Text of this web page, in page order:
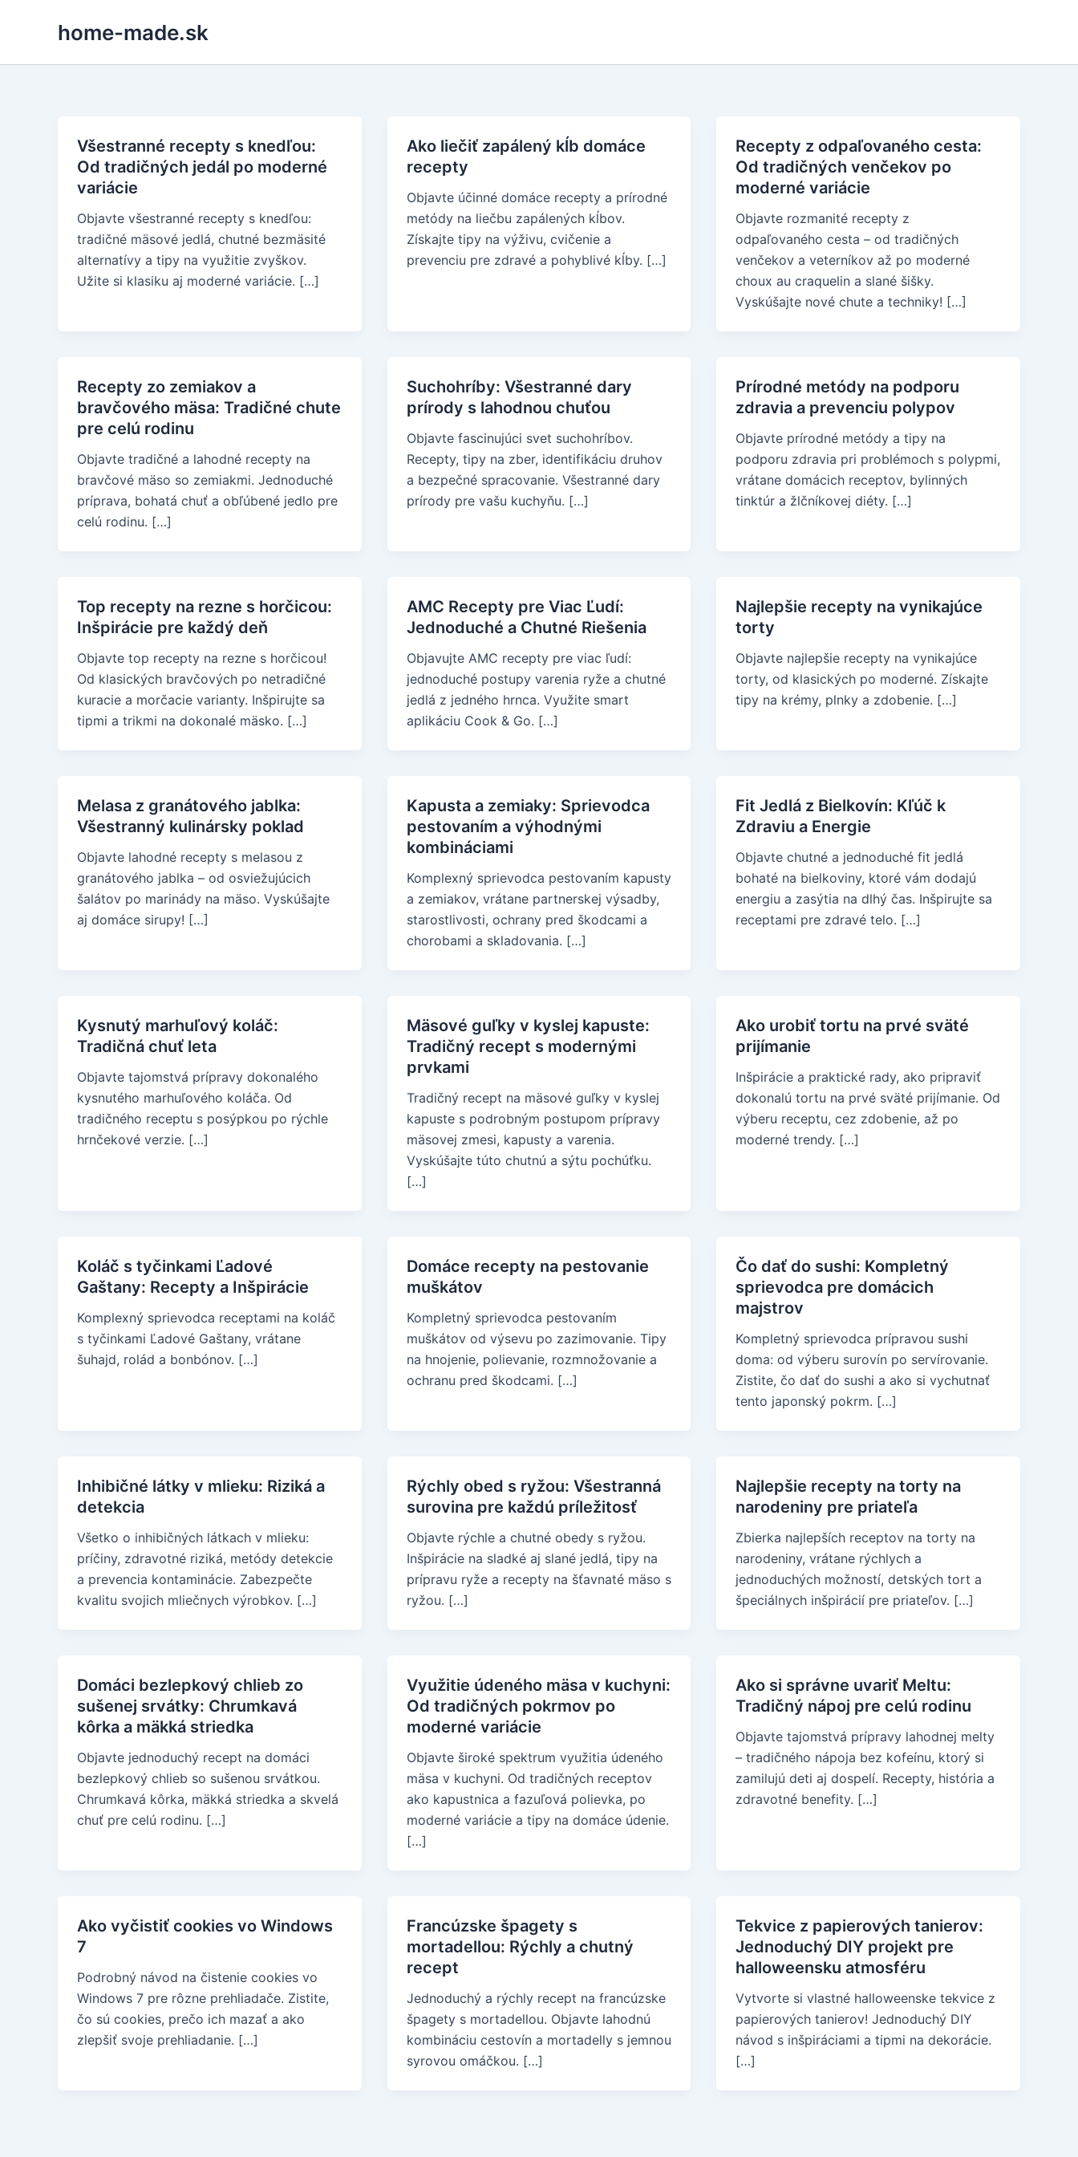
home-made.sk
Všestranné recepty s knedľou:
Od tradičných jedál po moderné
variácie
Objavte všestranné recepty s knedľou:
tradičné mäsové jedlá, chutné bezmäsité
alternatívy a tipy na využitie zvyškov.
Užite si klasiku aj moderné variácie. […]
Ako liečiť zapálený kĺb domáce
recepty
Objavte účinné domáce recepty a prírodné
metódy na liečbu zapálených kĺbov.
Získajte tipy na výživu, cvičenie a
prevenciu pre zdravé a pohyblivé kĺby. […]
Recepty z odpaľovaného cesta:
Od tradičných venčekov po
moderné variácie
Objavte rozmanité recepty z
odpaľovaného cesta – od tradičných
venčekov a veterníkov až po moderné
choux au craquelin a slané šišky.
Vyskúšajte nové chute a techniky! […]
Recepty zo zemiakov a
bravčového mäsa: Tradičné chute
pre celú rodinu
Objavte tradičné a lahodné recepty na
bravčové mäso so zemiakmi. Jednoduché
príprava, bohatá chuť a obľúbené jedlo pre
celú rodinu. […]
Suchohríby: Všestranné dary
prírody s lahodnou chuťou
Objavte fascinujúci svet suchohríbov.
Recepty, tipy na zber, identifikáciu druhov
a bezpečné spracovanie. Všestranné dary
prírody pre vašu kuchyňu. […]
Prírodné metódy na podporu
zdravia a prevenciu polypov
Objavte prírodné metódy a tipy na
podporu zdravia pri problémoch s polypmi,
vrátane domácich receptov, bylinných
tinktúr a žlčníkovej diéty. […]
Top recepty na rezne s horčicou:
Inšpirácie pre každý deň
Objavte top recepty na rezne s horčicou!
Od klasických bravčových po netradičné
kuracie a morčacie varianty. Inšpirujte sa
tipmi a trikmi na dokonalé mäsko. […]
AMC Recepty pre Viac Ľudí:
Jednoduché a Chutné Riešenia
Objavujte AMC recepty pre viac ľudí:
jednoduché postupy varenia ryže a chutné
jedlá z jedného hrnca. Využite smart
aplikáciu Cook & Go. […]
Najlepšie recepty na vynikajúce
torty
Objavte najlepšie recepty na vynikajúce
torty, od klasických po moderné. Získajte
tipy na krémy, plnky a zdobenie. […]
Melasa z granátového jablka:
Všestranný kulinársky poklad
Objavte lahodné recepty s melasou z
granátového jablka – od osviežujúcich
šalátov po marinády na mäso. Vyskúšajte
aj domáce sirupy! […]
Kapusta a zemiaky: Sprievodca
pestovaním a výhodnými
kombináciami
Komplexný sprievodca pestovaním kapusty
a zemiakov, vrátane partnerskej výsadby,
starostlivosti, ochrany pred škodcami a
chorobami a skladovania. […]
Fit Jedlá z Bielkovín: Kľúč k
Zdraviu a Energie
Objavte chutné a jednoduché fit jedlá
bohaté na bielkoviny, ktoré vám dodajú
energiu a zasýtia na dlhý čas. Inšpirujte sa
receptami pre zdravé telo. […]
Kysnutý marhuľový koláč:
Tradičná chuť leta
Objavte tajomstvá prípravy dokonalého
kysnutého marhuľového koláča. Od
tradičného receptu s posýpkou po rýchle
hrnčekové verzie. […]
Mäsové guľky v kyslej kapuste:
Tradičný recept s modernými
prvkami
Tradičný recept na mäsové guľky v kyslej
kapuste s podrobným postupom prípravy
mäsovej zmesi, kapusty a varenia.
Vyskúšajte túto chutnú a sýtu pochúťku.
[…]
Ako urobiť tortu na prvé sväté
prijímanie
Inšpirácie a praktické rady, ako pripraviť
dokonalú tortu na prvé sväté prijímanie. Od
výberu receptu, cez zdobenie, až po
moderné trendy. […]
Koláč s tyčinkami Ľadové
Gaštany: Recepty a Inšpirácie
Komplexný sprievodca receptami na koláč
s tyčinkami Ľadové Gaštany, vrátane
šuhajd, rolád a bonbónov. […]
Domáce recepty na pestovanie
muškátov
Kompletný sprievodca pestovaním
muškátov od výsevu po zazimovanie. Tipy
na hnojenie, polievanie, rozmnožovanie a
ochranu pred škodcami. […]
Čo dať do sushi: Kompletný
sprievodca pre domácich
majstrov
Kompletný sprievodca prípravou sushi
doma: od výberu surovín po servírovanie.
Zistite, čo dať do sushi a ako si vychutnať
tento japonský pokrm. […]
Inhibičné látky v mlieku: Riziká a
detekcia
Všetko o inhibičných látkach v mlieku:
príčiny, zdravotné riziká, metódy detekcie
a prevencia kontaminácie. Zabezpečte
kvalitu svojich mliečnych výrobkov. […]
Rýchly obed s ryžou: Všestranná
surovina pre každú príležitosť
Objavte rýchle a chutné obedy s ryžou.
Inšpirácie na sladké aj slané jedlá, tipy na
prípravu ryže a recepty na šťavnaté mäso s
ryžou. […]
Najlepšie recepty na torty na
narodeniny pre priateľa
Zbierka najlepších receptov na torty na
narodeniny, vrátane rýchlych a
jednoduchých možností, detských tort a
špeciálnych inšpirácií pre priateľov. […]
Domáci bezlepkový chlieb zo
sušenej srvátky: Chrumkavá
kôrka a mäkká striedka
Objavte jednoduchý recept na domáci
bezlepkový chlieb so sušenou srvátkou.
Chrumkavá kôrka, mäkká striedka a skvelá
chuť pre celú rodinu. […]
Využitie údeného mäsa v kuchyni:
Od tradičných pokrmov po
moderné variácie
Objavte široké spektrum využitia údeného
mäsa v kuchyni. Od tradičných receptov
ako kapustnica a fazuľová polievka, po
moderné variácie a tipy na domáce údenie.
[…]
Ako si správne uvariť Meltu:
Tradičný nápoj pre celú rodinu
Objavte tajomstvá prípravy lahodnej melty
– tradičného nápoja bez kofeínu, ktorý si
zamilujú deti aj dospelí. Recepty, história a
zdravotné benefity. […]
Ako vyčistiť cookies vo Windows
7
Podrobný návod na čistenie cookies vo
Windows 7 pre rôzne prehliadače. Zistite,
čo sú cookies, prečo ich mazať a ako
zlepšiť svoje prehliadanie. […]
Francúzske špagety s
mortadellou: Rýchly a chutný
recept
Jednoduchý a rýchly recept na francúzske
špagety s mortadellou. Objavte lahodnú
kombináciu cestovín a mortadelly s jemnou
syrovou omáčkou. […]
Tekvice z papierových tanierov:
Jednoduchý DIY projekt pre
halloweensku atmosféru
Vytvorte si vlastné halloweenske tekvice z
papierových tanierov! Jednoduchý DIY
návod s inšpiráciami a tipmi na dekorácie.
[…]